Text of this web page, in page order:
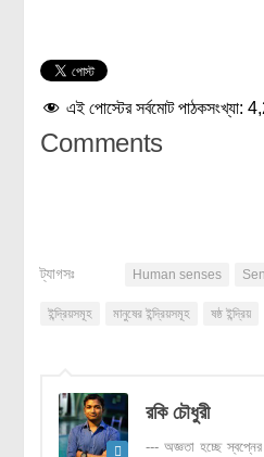
এই পোস্টের সর্বমোট পাঠকসংখ্যা:
Comments
ট্যাগসঃ Human senses
ইন্দ্রিয়সমূহ মানুষের ইন্দ্রিয়সমূহ ষষ্ঠ ইন্দ্রিয়
রকি চৌধুরী
--- অজ্ঞতা হচ্ছে